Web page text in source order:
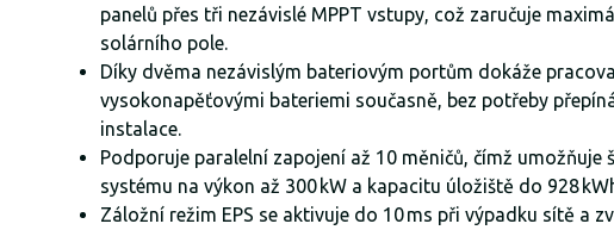
panelů přes tři nezávislé MPPT vstupy, což zaručuje
solárního pole.
Díky dvěma nezávislým bateriovým portům dokáže
vysokonapěťovými bateriemi současně, bez potřeby
instalace.
Podporuje paralelní zapojení až 10 měničů, čímž umožňuje
systému na výkon až 300 kW a kapacitu úložiště do 928
Záložní režim EPS se aktivuje do 10 ms při výpadku sítě a